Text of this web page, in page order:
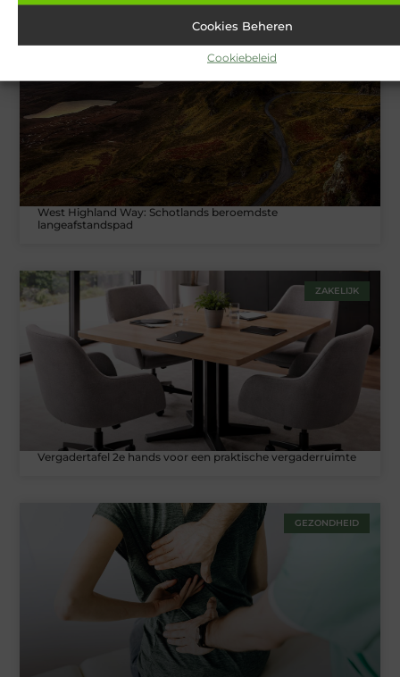
Cookies Beheren
Cookiebeleid
TOERISME
West Highland Way: Schotlands beroemdste
langeafstandspad
ZAKELIJK
Vergadertafel 2e hands voor een praktische vergaderruimte
GEZONDHEID